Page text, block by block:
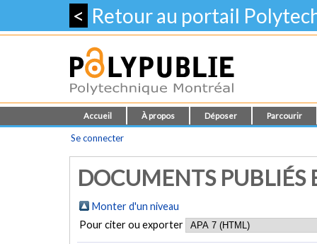
< Retour au portail
Accueil À propos Déposer Parcourir
Se connecter
DOCUMENTS PUBLIÉS
Monter d'un niveau
Pour citer ou exporter